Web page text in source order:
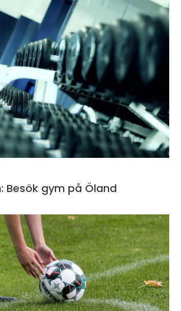
Besök gym på Öland